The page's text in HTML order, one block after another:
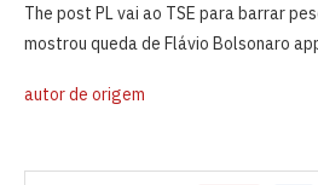
The post PL vai ao TSE para barrar
mostrou queda de Flávio Bolsonaro
autor de origem